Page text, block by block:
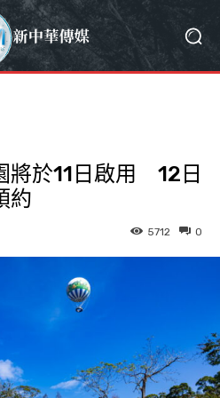
將於11日啟用 12日
約
0
5712